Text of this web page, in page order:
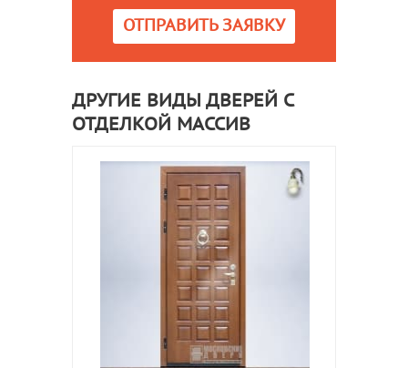
ОТПРАВИТЬ ЗАЯВКУ
ДРУГИЕ ВИДЫ ДВЕРЕЙ С
ОТДЕЛКОЙ МАССИВ